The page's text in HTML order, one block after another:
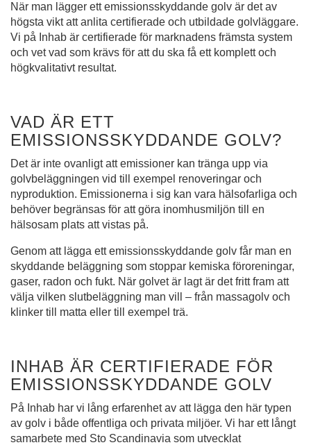
När man lägger ett emissionsskyddande golv är det av
högsta vikt att anlita certifierade och utbildade golvläggare.
Vi på Inhab är certifierade för marknadens främsta system
och vet vad som krävs för att du ska få ett komplett och
högkvalitativt resultat.
VAD ÄR ETT
EMISSIONSSKYDDANDE GOLV?
Det är inte ovanligt att emissioner kan tränga upp via
golvbeläggningen vid till exempel renoveringar och
nyproduktion. Emissionerna i sig kan vara hälsofarliga och
behöver begränsas för att göra inomhusmiljön till en
hälsosam plats att vistas på.
Genom att lägga ett emissionsskyddande golv får man en
skyddande beläggning som stoppar kemiska föroreningar,
gaser, radon och fukt. När golvet är lagt är det fritt fram att
välja vilken slutbeläggning man vill – från massagolv och
klinker till matta eller till exempel trä.
INHAB ÄR CERTIFIERADE FÖR
EMISSIONSSKYDDANDE GOLV
På Inhab har vi lång erfarenhet av att lägga den här typen
av golv i både offentliga och privata miljöer. Vi har ett långt
samarbete med Sto Scandinavia som utvecklat